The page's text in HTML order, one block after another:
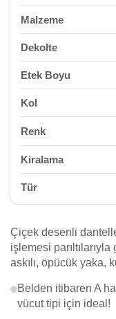
Malzeme
Dekolte
Etek Boyu
Kol
Renk
Kiralama
Tür
Çiçek desenli
işlemesi
askılı, öpücük yaka,
Belden itibaren A
vücut tipi için ideal!